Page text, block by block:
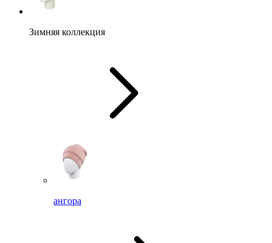
Зимняя коллекция
ангора